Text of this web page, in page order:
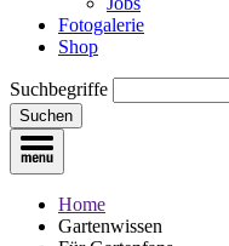
Fotogalerie
Shop
Suchbegriffe
Suchen
Home
Gartenwissen